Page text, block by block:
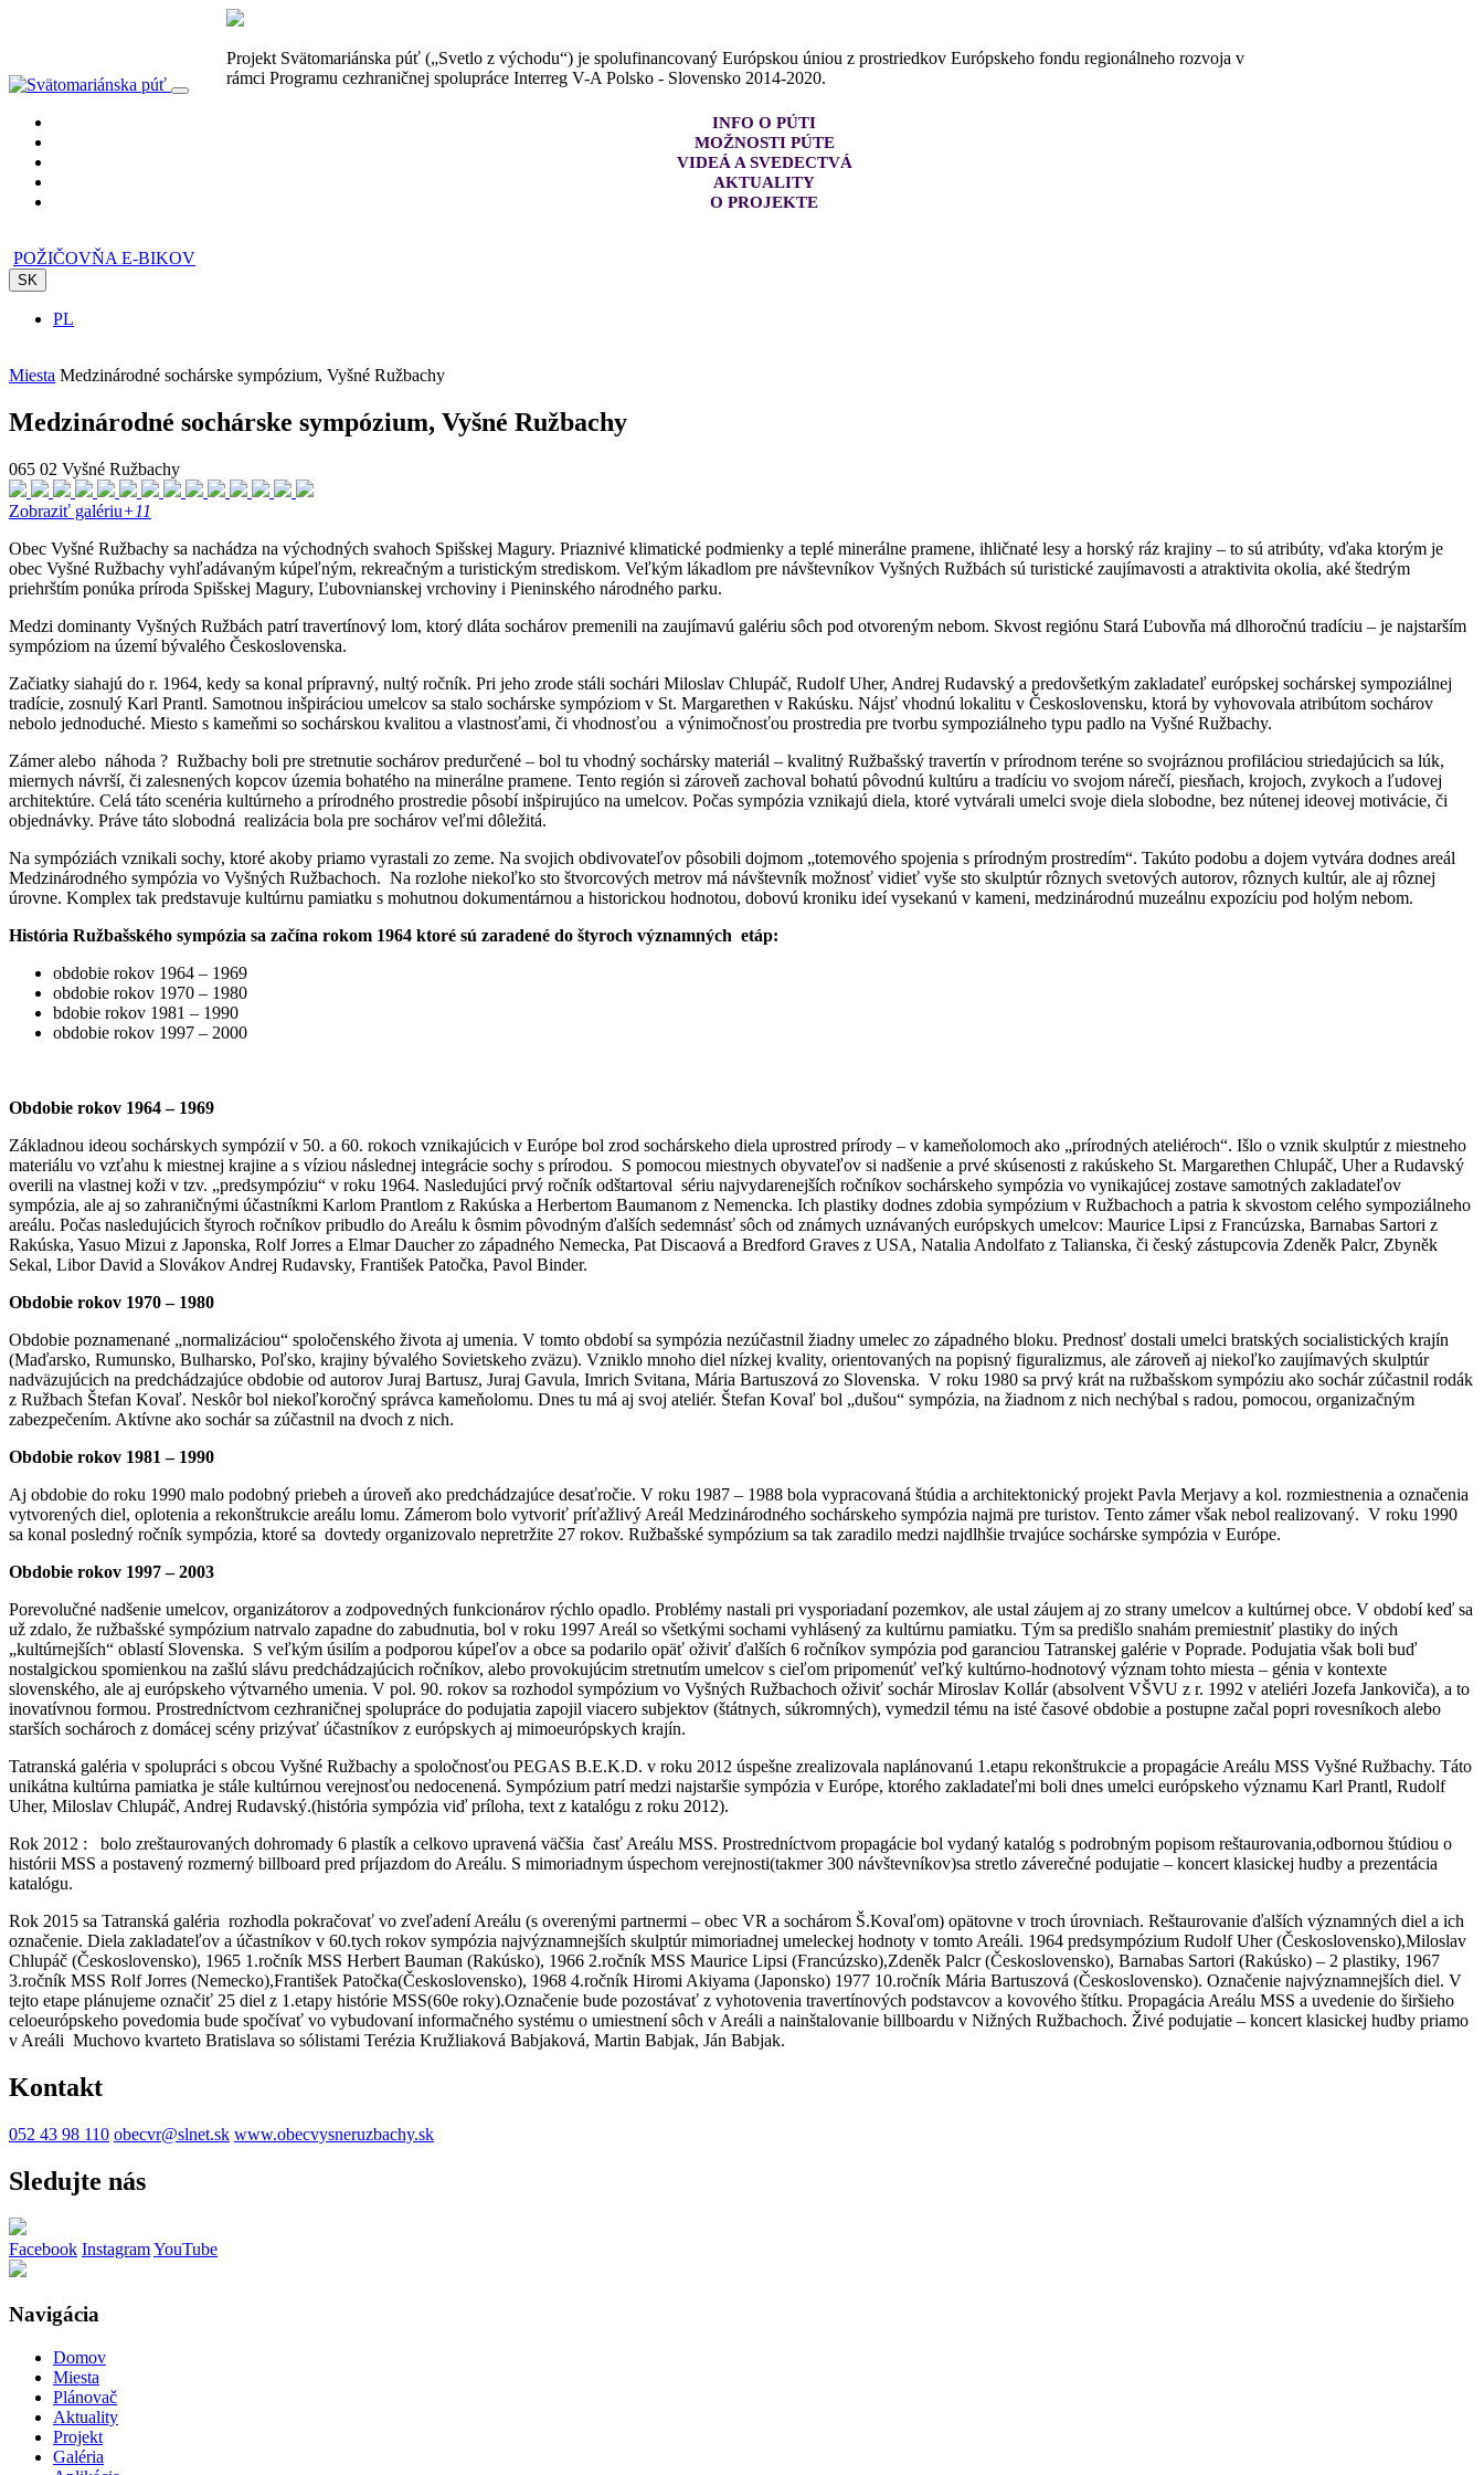
Projekt Svätomariánska púť („Svetlo z východu“) je spolufinancovaný Európskou úniou z prostriedkov Európskeho fondu regionálneho rozvoja v
rámci Programu cezhraničnej spolupráce Interreg V-A Polsko - Slovensko 2014-2020.
INFO O PÚTI
MOŽNOSTI PÚTE
VIDEÁ A SVEDECTVÁ
AKTUALITY
O PROJEKTE
POŽIČOVŇA E-BIKOV
SK
PL
Miesta Medzinárodné sochárske sympózium, Vyšné Ružbachy
Medzinárodné sochárske sympózium, Vyšné Ružbachy
065 02 Vyšné Ružbachy
Zobraziť galériu+11
Obec Vyšné Ružbachy sa nachádza na východných svahoch Spišskej Magury. Priaznivé klimatické podmienky a teplé minerálne pramene, ihličnaté lesy a horský ráz krajiny – to sú atribúty, vďaka ktorým je
obec Vyšné Ružbachy vyhľadávaným kúpeľným, rekreačným a turistickým strediskom. Veľkým lákadlom pre návštevníkov Vyšných Ružbách sú turistické zaujímavosti a atraktivita okolia, aké štedrým
priehrštím ponúka príroda Spišskej Magury, Ľubovnianskej vrchoviny i Pieninského národného parku.
Medzi dominanty Vyšných Ružbách patrí travertínový lom, ktorý dláta sochárov premenili na zaujímavú galériu sôch pod otvoreným nebom. Skvost regiónu Stará Ľubovňa má dlhoročnú tradíciu – je najstarším
sympóziom na území bývalého Československa.
Začiatky siahajú do r. 1964, kedy sa konal prípravný, nultý ročník. Pri jeho zrode stáli sochári Miloslav Chlupáč, Rudolf Uher, Andrej Rudavský a predovšetkým zakladateľ európskej sochárskej sympoziálnej
tradície, zosnulý Karl Prantl. Samotnou inšpiráciou umelcov sa stalo sochárske sympóziom v St. Margarethen v Rakúsku. Nájsť vhodnú lokalitu v Československu, ktorá by vyhovovala atribútom sochárov
nebolo jednoduché. Miesto s kameňmi so sochárskou kvalitou a vlastnosťami, či vhodnosťou a výnimočnosťou prostredia pre tvorbu sympoziálneho typu padlo na Vyšné Ružbachy.
Zámer alebo náhoda ? Ružbachy boli pre stretnutie sochárov predurčené – bol tu vhodný sochársky materiál – kvalitný Ružbašský travertín v prírodnom teréne so svojráznou profiláciou striedajúcich sa lúk,
miernych návrší, či zalesnených kopcov územia bohatého na minerálne pramene. Tento región si zároveň zachoval bohatú pôvodnú kultúru a tradíciu vo svojom nárečí, piesňach, krojoch, zvykoch a ľudovej
architektúre. Celá táto scenéria kultúrneho a prírodného prostredie pôsobí inšpirujúco na umelcov. Počas sympózia vznikajú diela, ktoré vytvárali umelci svoje diela slobodne, bez nútenej ideovej motivácie, či
objednávky. Práve táto slobodná realizácia bola pre sochárov veľmi dôležitá.
Na sympóziách vznikali sochy, ktoré akoby priamo vyrastali zo zeme. Na svojich obdivovateľov pôsobili dojmom „totemového spojenia s prírodným prostredím“. Takúto podobu a dojem vytvára dodnes areál
Medzinárodného sympózia vo Vyšných Ružbachoch. Na rozlohe niekoľko sto štvorcových metrov má návštevník možnosť vidieť vyše sto skulptúr rôznych svetových autorov, rôznych kultúr, ale aj rôznej
úrovne. Komplex tak predstavuje kultúrnu pamiatku s mohutnou dokumentárnou a historickou hodnotou, dobovú kroniku ideí vysekanú v kameni, medzinárodnú muzeálnu expozíciu pod holým nebom.
História Ružbašského sympózia sa začína rokom 1964 ktoré sú zaradené do štyroch významných etáp:
obdobie rokov 1964 – 1969
obdobie rokov 1970 – 1980
bdobie rokov 1981 – 1990
obdobie rokov 1997 – 2000
Obdobie rokov 1964 – 1969
Základnou ideou sochárskych sympózií v 50. a 60. rokoch vznikajúcich v Európe bol zrod sochárskeho diela uprostred prírody – v kameňolomoch ako „prírodných ateliéroch“. Išlo o vznik skulptúr z miestneho
materiálu vo vzťahu k miestnej krajine a s víziou následnej integrácie sochy s prírodou. S pomocou miestnych obyvateľov si nadšenie a prvé skúsenosti z rakúskeho St. Margarethen Chlupáč, Uher a Rudavský
overili na vlastnej koži v tzv. „predsympóziu“ v roku 1964. Nasledujúci prvý ročník odštartoval sériu najvydarenejších ročníkov sochárskeho sympózia vo vynikajúcej zostave samotných zakladateľov
sympózia, ale aj so zahraničnými účastníkmi Karlom Prantlom z Rakúska a Herbertom Baumanom z Nemencka. Ich plastiky dodnes zdobia sympózium v Ružbachoch a patria k skvostom celého sympoziálneho
areálu. Počas nasledujúcich štyroch ročníkov pribudlo do Areálu k ôsmim pôvodným ďalších sedemnásť sôch od známych uznávaných európskych umelcov: Maurice Lipsi z Francúzska, Barnabas Sartori z
Rakúska, Yasuo Mizui z Japonska, Rolf Jorres a Elmar Daucher zo západného Nemecka, Pat Discaová a Bredford Graves z USA, Natalia Andolfato z Talianska, či český zástupcovia Zdeněk Palcr, Zbyněk
Sekal, Libor David a Slovákov Andrej Rudavsky, František Patočka, Pavol Binder.
Obdobie rokov 1970 – 1980
Obdobie poznamenané „normalizáciou“ spoločenského života aj umenia. V tomto období sa sympózia nezúčastnil žiadny umelec zo západného bloku. Prednosť dostali umelci bratských socialistických krajín
(Maďarsko, Rumunsko, Bulharsko, Poľsko, krajiny bývalého Sovietskeho zväzu). Vzniklo mnoho diel nízkej kvality, orientovaných na popisný figuralizmus, ale zároveň aj niekoľko zaujímavých skulptúr
nadväzujúcich na predchádzajúce obdobie od autorov Juraj Bartusz, Juraj Gavula, Imrich Svitana, Mária Bartuszová zo Slovenska. V roku 1980 sa prvý krát na ružbašskom sympóziu ako sochár zúčastnil rodák
z Ružbach Štefan Kovaľ. Neskôr bol niekoľkoročný správca kameňolomu. Dnes tu má aj svoj ateliér. Štefan Kovaľ bol „dušou“ sympózia, na žiadnom z nich nechýbal s radou, pomocou, organizačným
zabezpečením. Aktívne ako sochár sa zúčastnil na dvoch z nich.
Obdobie rokov 1981 – 1990
Aj obdobie do roku 1990 malo podobný priebeh a úroveň ako predchádzajúce desaťročie. V roku 1987 – 1988 bola vypracovaná štúdia a architektonický projekt Pavla Merjavy a kol. rozmiestnenia a označenia
vytvorených diel, oplotenia a rekonštrukcie areálu lomu. Zámerom bolo vytvoriť príťažlivý Areál Medzinárodného sochárskeho sympózia najmä pre turistov. Tento zámer však nebol realizovaný. V roku 1990
sa konal posledný ročník sympózia, ktoré sa dovtedy organizovalo nepretržite 27 rokov. Ružbašské sympózium sa tak zaradilo medzi najdlhšie trvajúce sochárske sympózia v Európe.
Obdobie rokov 1997 – 2003
Porevolučné nadšenie umelcov, organizátorov a zodpovedných funkcionárov rýchlo opadlo. Problémy nastali pri vysporiadaní pozemkov, ale ustal záujem aj zo strany umelcov a kultúrnej obce. V období keď sa
už zdalo, že ružbašské sympózium natrvalo zapadne do zabudnutia, bol v roku 1997 Areál so všetkými sochami vyhlásený za kultúrnu pamiatku. Tým sa predišlo snahám premiestniť plastiky do iných
„kultúrnejších“ oblastí Slovenska. S veľkým úsilím a podporou kúpeľov a obce sa podarilo opäť oživiť ďalších 6 ročníkov sympózia pod garanciou Tatranskej galérie v Poprade. Podujatia však boli buď
nostalgickou spomienkou na zašlú slávu predchádzajúcich ročníkov, alebo provokujúcim stretnutím umelcov s cieľom pripomenúť veľký kultúrno-hodnotový význam tohto miesta – génia v kontexte
slovenského, ale aj európskeho výtvarného umenia. V pol. 90. rokov sa rozhodol sympózium vo Vyšných Ružbachoch oživiť sochár Miroslav Kollár (absolvent VŠVU z r. 1992 v ateliéri Jozefa Jankoviča), a to
inovatívnou formou. Prostredníctvom cezhraničnej spolupráce do podujatia zapojil viacero subjektov (štátnych, súkromných), vymedzil tému na isté časové obdobie a postupne začal popri rovesníkoch alebo
starších sochároch z domácej scény prizývať účastníkov z európskych aj mimoeurópskych krajín.
Tatranská galéria v spolupráci s obcou Vyšné Ružbachy a spoločnosťou PEGAS B.E.K.D. v roku 2012 úspešne zrealizovala naplánovanú 1.etapu rekonštrukcie a propagácie Areálu MSS Vyšné Ružbachy. Táto
unikátna kultúrna pamiatka je stále kultúrnou verejnosťou nedocenená. Sympózium patrí medzi najstaršie sympózia v Európe, ktorého zakladateľmi boli dnes umelci európskeho významu Karl Prantl, Rudolf
Uher, Miloslav Chlupáč, Andrej Rudavský.(história sympózia viď príloha, text z katalógu z roku 2012).
Rok 2012 : bolo zreštaurovaných dohromady 6 plastík a celkovo upravená väčšia časť Areálu MSS. Prostredníctvom propagácie bol vydaný katalóg s podrobným popisom reštaurovania,odbornou štúdiou o
histórii MSS a postavený rozmerný billboard pred príjazdom do Areálu. S mimoriadnym úspechom verejnosti(takmer 300 návštevníkov)sa stretlo záverečné podujatie – koncert klasickej hudby a prezentácia
katalógu.
Rok 2015 sa Tatranská galéria rozhodla pokračovať vo zveľadení Areálu (s overenými partnermi – obec VR a sochárom Š.Kovaľom) opätovne v troch úrovniach. Reštaurovanie ďalších významných diel a ich
označenie. Diela zakladateľov a účastníkov v 60.tych rokov sympózia najvýznamnejších skulptúr mimoriadnej umeleckej hodnoty v tomto Areáli. 1964 predsympózium Rudolf Uher (Československo),Miloslav
Chlupáč (Československo), 1965 1.ročník MSS Herbert Bauman (Rakúsko), 1966 2.ročník MSS Maurice Lipsi (Francúzsko),Zdeněk Palcr (Československo), Barnabas Sartori (Rakúsko) – 2 plastiky, 1967
3.ročník MSS Rolf Jorres (Nemecko),František Patočka(Československo), 1968 4.ročník Hiromi Akiyama (Japonsko) 1977 10.ročník Mária Bartuszová (Československo). Označenie najvýznamnejších diel. V
tejto etape plánujeme označiť 25 diel z 1.etapy histórie MSS(60e roky).Označenie bude pozostávať z vyhotovenia travertínových podstavcov a kovového štítku. Propagácia Areálu MSS a uvedenie do širšieho
celoeurópskeho povedomia bude spočívať vo vybudovaní informačného systému o umiestnení sôch v Areáli a nainštalovanie billboardu v Nižných Ružbachoch. Živé podujatie – koncert klasickej hudby priamo
v Areáli Muchovo kvarteto Bratislava so sólistami Terézia Kružliaková Babjaková, Martin Babjak, Ján Babjak.
Kontakt
052 43 98 110 obecvr@slnet.sk www.obecvysneruzbachy.sk
Sledujte nás
Facebook InstagramYouTube
Navigácia
Domov
Miesta
Plánovač
Aktuality
Projekt
Galéria